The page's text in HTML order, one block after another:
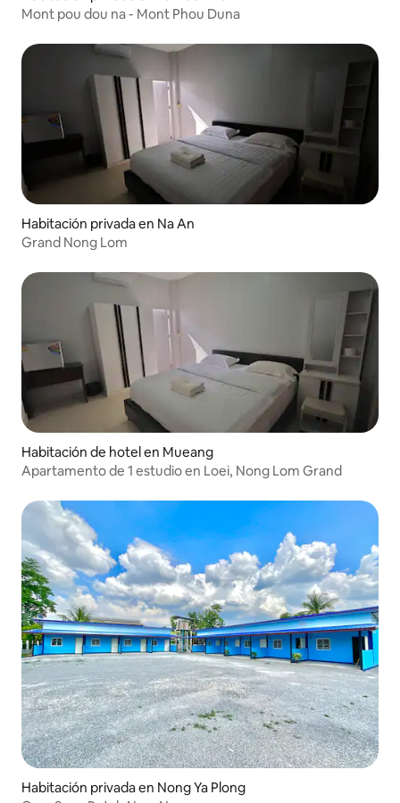
Mont pou dou na - Mont Phou Duna
Habitación privada en Na An
Grand Nong Lom
Habitación de hotel en Mueang
Apartamento de 1 estudio en Loei, Nong Lom Grand
Habitación privada en Nong Ya Plong